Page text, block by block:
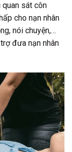
sát côn
cho nạn nhân
nói chuyện,…
đưa nạn nhân